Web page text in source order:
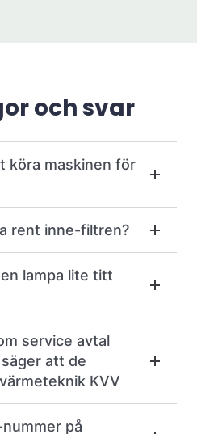
och svar
köra maskinen för
rent inne-filtren?
lampa lite titt
service avtal
att de
KVV
på